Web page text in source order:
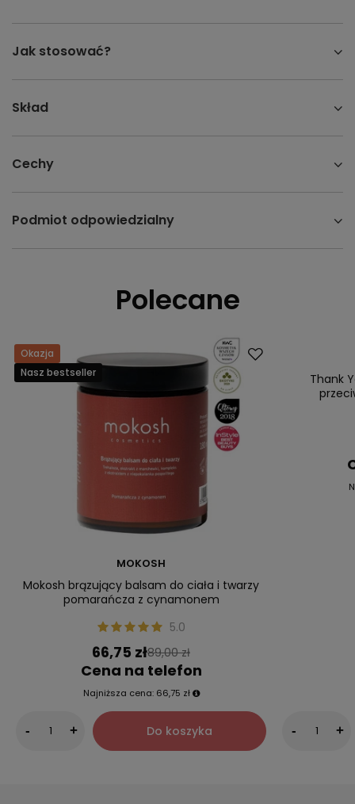
Jak stosować?
Skład
Cechy
Podmiot odpowiedzialny
Polecane
Okazja
Nasz bestseller
MOKOSH
Mokosh brązujący balsam do ciała i twarzy
pomarańcza z cynamonem
5.0
66,75 zł89,00 zł
Cena na telefon
Najniższa cena: 66,75 zł
- + Do koszyka
NaszThank
- +